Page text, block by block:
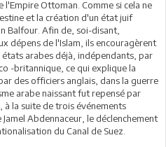
Ottoman. Comme si cela ne
et la création d'un état juif
Balfour. Afin de, soi-disant,
dépens de l'Islam, ils encouragèrent
arabes déjà, indépendants, par
-britannique, ce qui explique la
des officiers anglais, dans la guerre
arabe naissant fut repensé par
la suite de trois événements
Abdennaceur, le déclenchement
du Canal de Suez.